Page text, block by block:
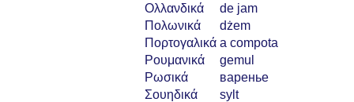
Ολλανδικά
de jam
Πολωνικά
dżem
Πορτογαλικά a compota
Ρουμανικά
gemul
Ρωσικά
варенье
Σουηδικά
sylt